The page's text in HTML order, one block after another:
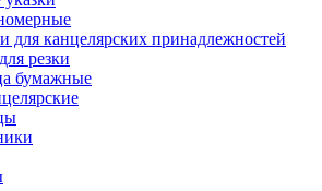
для канцелярских принадлежностей
резки
бумажные